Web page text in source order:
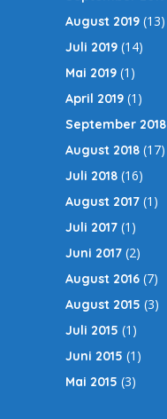
August 2019 (13)
Juli 2019 (14)
Mai 2019 (1)
April 2019 (1)
September 2018
August 2018 (17)
Juli 2018 (16)
August 2017 (1)
Juli 2017 (1)
Juni 2017 (2)
August 2016 (7)
August 2015 (3)
Juli 2015 (1)
Juni 2015 (1)
Mai 2015 (3)